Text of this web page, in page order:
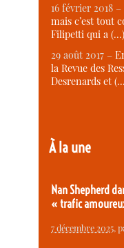
16 février 2018 –
mais c’est tout
Filipetti qui a (…)
29 août 2017 –
la Revue des
Desrenards et
À la une
Nan Shepherd
« trafic
7 décembre 2025,